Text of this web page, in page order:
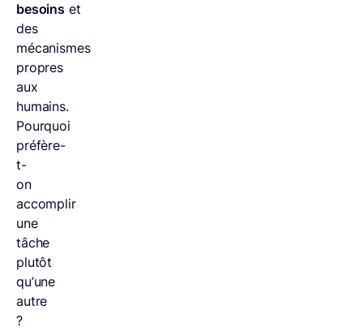
besoinset
des
mécanismes
propres
aux
humains.
Pourquoi
préfère-
t-
on
accomplir
une
tâche
plutôt
qu’une
autre
?